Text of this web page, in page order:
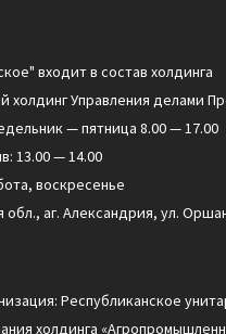
входит в состав холдинга
холдинг Управления делами
— пятница 8.00 — 17.00
13.00 — 14.00
воскресенье
обл., аг. Александрия, ул.
Республиканское
холдинга